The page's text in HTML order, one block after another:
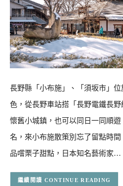
長野縣「小布施」、「須坂市」
色，從長野車站搭「長野電鐵長
懷舊小城鎮，也可以同日一同順
名，來小布施散策別忘了留點時
品嚐栗子甜點，日本知名藝術家…
CONTINUE READING